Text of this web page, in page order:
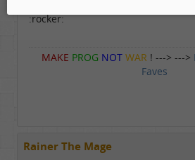
:rocker:
MAKE PROG NOT WAR ! ---> --->
Faves
Rainer The Mage